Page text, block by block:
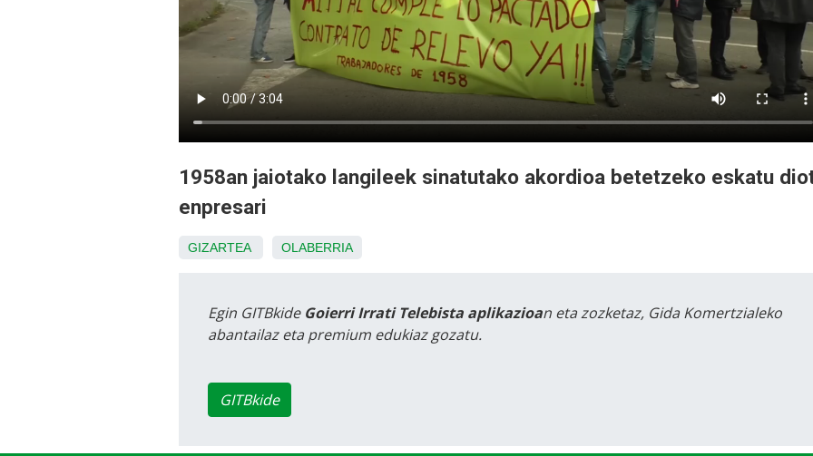
1958an jaiotako langileek sinatutako akordioa betetzeko eskatu
enpresari
GIZARTEA OLABERRIA
Egin GITBkide Goierri Irrati Telebista aplikazioan eta zozketaz, Gida Komertzialeko
abantailaz eta premium edukiaz gozatu.
GITBkide